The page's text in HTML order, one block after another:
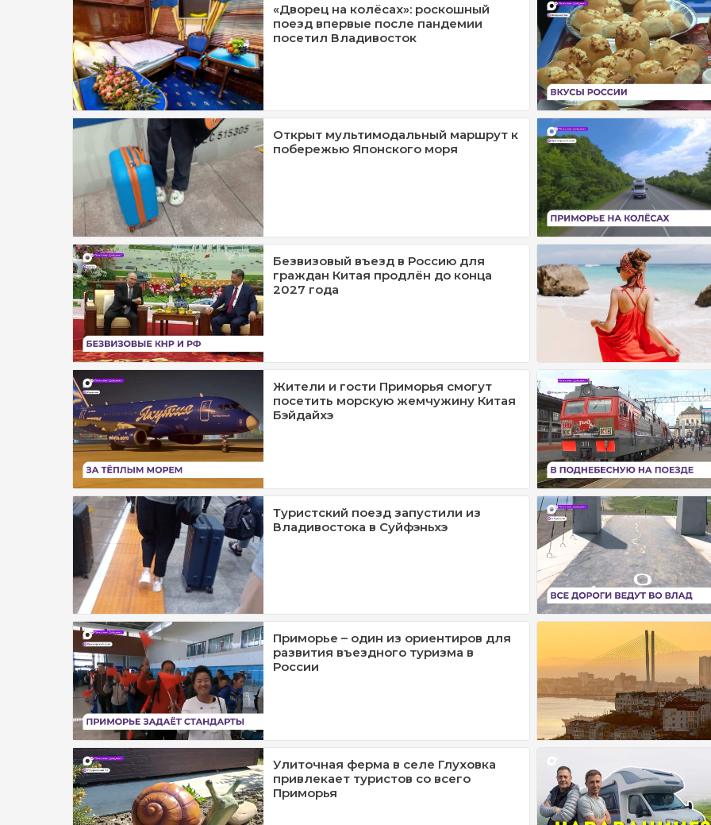
«Дворец на колёсах»: роскошный
поезд впервые после пандемии
посетил Владивосток
Открыт мультимодальный маршрут к
побережью Японского моря
Безвизовый въезд в Россию для
граждан Китая продлён до конца
2027 года
Жители и гости Приморья смогут
посетить морскую жемчужину Китая
Бэйдайхэ
Туристский поезд запустили из
Владивостока в Суйфэньхэ
Приморье – один из ориентиров для
развития въездного туризма в
России
Улиточная ферма в селе Глуховка
привлекает туристов со всего
Приморья